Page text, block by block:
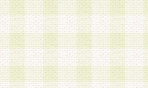
手段により登録情報の対象者
の内容が正確であること、ア
うことができるものとます。
6.会員は、会員登録後当社が
して、当社指定の期間内に更
該期間内に更新手続きを行わ
発行したポイントは失効され